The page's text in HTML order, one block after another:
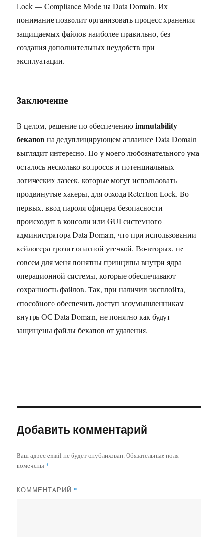
Lock — Compliance Mode на Data Domain. Их
понимание позволит организовать процесс хранения
защищаемых файлов наиболее правильно, без
создания дополнительных неудобств при
эксплуатации.
Заключение
В целом, решение по обеспечениюimmutability
бекапов на дедуплицирующем аплаинсе Data Domain
выглядит интересно. Но у моего любознательного ума
осталось несколько вопросов и потенциальных
логических лазеек, которые могут использовать
продвинутые хакеры, для обхода Retention Lock. Во-
первых, ввод пароля офицера безопасности
происходит в консоли или GUI системного
администратора Data Domain, что при использовании
кейлогера грозит опасной утечкой. Во-вторых, не
совсем для меня понятны принципы внутри ядра
операционной системы, которые обеспечивают
сохранность файлов. Так, при наличии эксплойта,
способного обеспечить доступ злоумышленникам
внутрь ОС Data Domain, не понятно как будут
защищены файлы бекапов от удаления.
Добавить комментарий
Ваш адрес email не будет опубликован. Обязательные поля
помечены *
КОММЕНТАРИЙ *